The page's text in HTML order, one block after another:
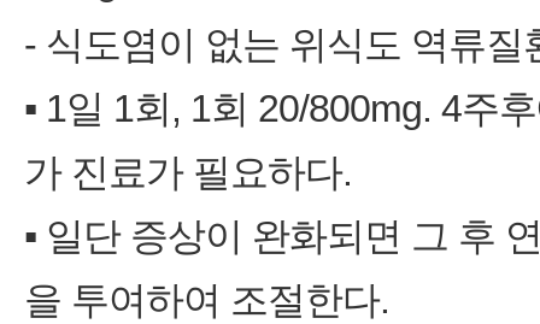
‑ 식도염이 없는 위식도 역류
▪ 1일 1회, 1회 20/800mg. 4주
가 진료가 필요하다.
▪ 일단 증상이 완화되면 그 후
을 투여하여 조절한다.